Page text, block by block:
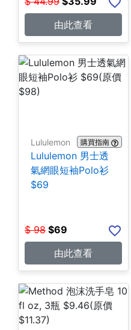
由此查看
Lululemon 購買指南
Lululemon 男士透
氣網眼短袖Polo衫
$69
$ 98 $69
由此查看